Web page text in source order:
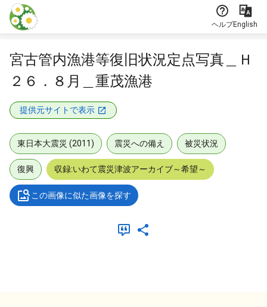
本文に飛ぶ
ヘルプEnglish
宮古管内漁港等復旧状況定点写真＿Ｈ
２６．８月＿重茂漁港
提供元サイトで表示
東日本大震災 (2011) 震災への備え 被災状況
復興 収録:いわて震災津波アーカイブ～希望～
この画像に似た画像を探す